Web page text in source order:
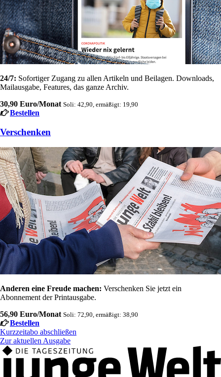
24/7: Sofortiger Zugang zu allen Artikeln und Beilagen. Downloads,
Mailausgabe, Features, das ganze Archiv.
30,90 Euro/Monat Soli: 42,90, ermäßigt: 19,90
Bestellen
Verschenken
Anderen eine Freude machen: Verschenken Sie jetzt ein
Abonnement der Printausgabe.
56,90 Euro/Monat Soli: 72,90, ermäßigt: 38,90
Bestellen
Kurzzeitabo abschließen
Zur aktuellen Ausgabe